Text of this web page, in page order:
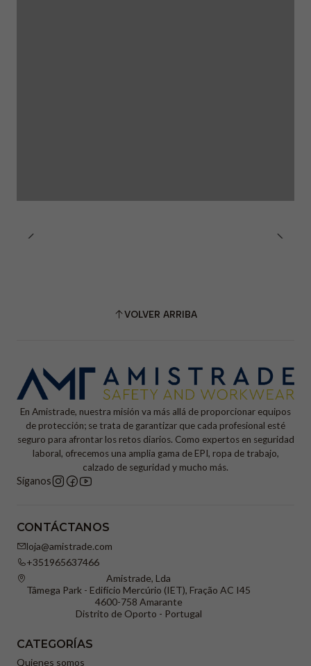
VOLVER ARRIBA
En Amistrade, nuestra misión va más allá de proporcionar equipos
de protección; se trata de garantizar que cada profesional esté
seguro para afrontar los retos diarios. Como expertos en seguridad
laboral, ofrecemos una amplia gama de EPI, ropa de trabajo,
calzado de seguridad y mucho más.
Síganos
CONTÁCTANOS
loja@amistrade.com
+351965637466
Amistrade, Lda
Tâmega Park - Edifício Mercúrio (IET), Fração AC I45
4600-758 Amarante
Distrito de Oporto - Portugal
CATEGORÍAS
Quienes somos